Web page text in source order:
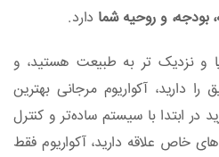
و روحیه شما دارد.
و نزدیک‌ تر به طبیعت هستید، و
دارید، آکواریوم مرجانی بهترین
در ابتدا با سیستم ساده‌تر و کنترل‌
خاص علاقه دارید، آکواریوم فقط